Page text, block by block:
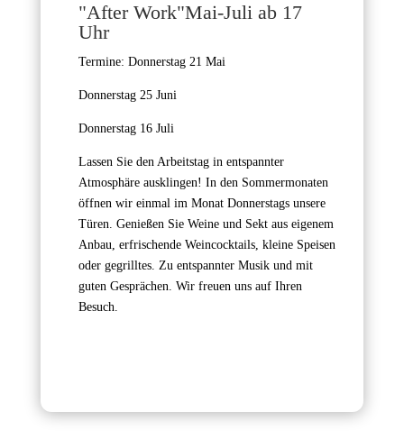
"After Work"Mai-Juli ab 17
Uhr
Termine: Donnerstag 21 Mai
Donnerstag 25 Juni
Donnerstag 16 Juli
Lassen Sie den Arbeitstag in entspannter
Atmosphäre ausklingen! In den Sommermonaten
öffnen wir einmal im Monat Donnerstags unsere
Türen. Genießen Sie Weine und Sekt aus eigenem
Anbau, erfrischende Weincocktails, kleine Speisen
oder gegrilltes. Zu entspannter Musik und mit
guten Gesprächen. Wir freuen uns auf Ihren
Besuch.